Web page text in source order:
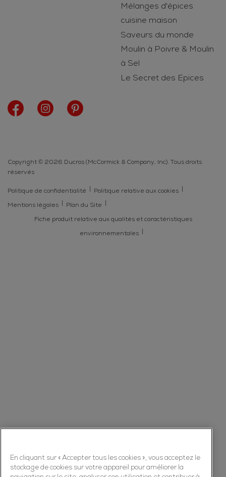
Mélanges d'épices
cuisine maison
Saveurs du monde
Moulin à Poivre & Moulin
à Sel
Le Secret des Epices
Copyright © 2026 Ducros (McCormick & Company, Inc). Tous droits
réservés
Politique de confidentialité
Politique relative aux cookies
Mentions légales
Plan du Site
Fiche produit relative aux qualités et caractéristiques
environnementales
En cliquant sur « Accepter tous les cookies », vous acceptez le
stockage de cookies sur votre appareil pour améliorer la